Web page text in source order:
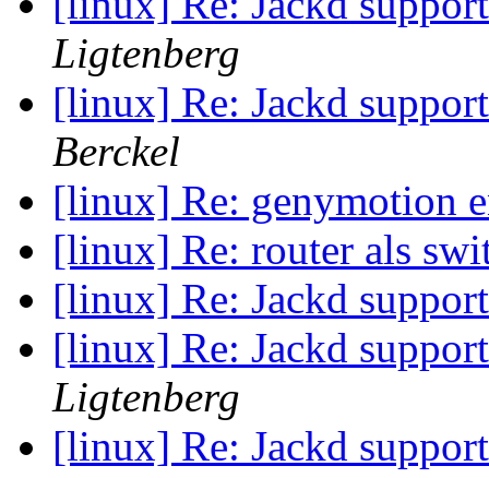
Ligtenberg
[linux] Re: Jackd
Berckel
[linux] Re: genymotion
[linux] Re: router als
[linux] Re: Jackd
[linux] Re: Jackd
Ligtenberg
[linux] Re: Jackd